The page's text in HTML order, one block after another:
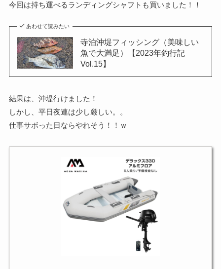
今回は持ち運べるランディングシャフトも買いました！！
あわせて読みたい
寺泊沖堤フィッシング（美味しい
魚で大満足）【2023年釣行記
Vol.15】
結果は、沖堤行けました！
しかし、平日夜連は少し厳しい。。
仕事サボった日ならやれそう！！ｗ